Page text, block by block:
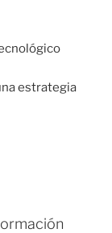
estrategia